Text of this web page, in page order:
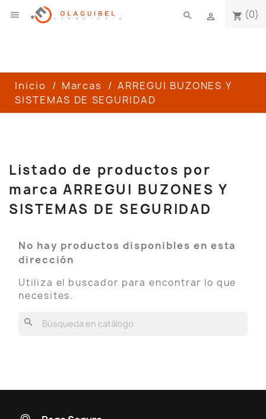
 shopping_cart (0)

search
Inicio Marcas
ARREGUI BUZONES Y
SISTEMAS DE SEGURIDAD
Listado de productos por
marca ARREGUI BUZONES Y
SISTEMAS DE SEGURIDAD
No hay productos disponibles en esta
dirección
Utiliza el buscador para encontrar lo que
necesites.
search